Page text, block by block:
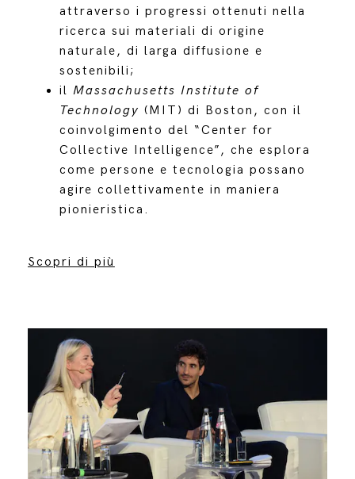
attraverso i progressi ottenuti nella
ricerca sui materiali di origine
naturale, di larga diffusione e
sostenibili;
il Massachusetts Institute of
Technology (MIT) di Boston, con il
coinvolgimento del “Center for
Collective Intelligence”, che esplora
come persone e tecnologia possano
agire collettivamente in maniera
pionieristica.
Scopri di più